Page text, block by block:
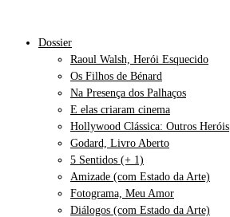
Dossier
Raoul Walsh, Herói Esquecido
Os Filhos de Bénard
Na Presença dos Palhaços
E elas criaram cinema
Hollywood Clássica: Outros Heróis
Godard, Livro Aberto
5 Sentidos (+ 1)
Amizade (com Estado da Arte)
Fotograma, Meu Amor
Diálogos (com Estado da Arte)